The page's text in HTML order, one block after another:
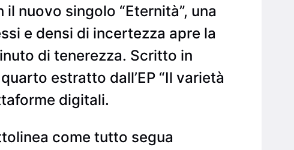
nuovo singolo “Eternità”, una
e densi di incertezza apre la
di tenerezza. Scritto in
estratto dall’EP “Il varietà
digitali.
come tutto segua